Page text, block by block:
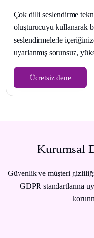
Çok dilli seslendirme
oluşturucuyu kullanarak
seslendirmelerle
uyarlanmış sorunsuz,
Ücretsiz dene
Kurumsal
Güvenlik ve müşteri
GDPR standartlarına